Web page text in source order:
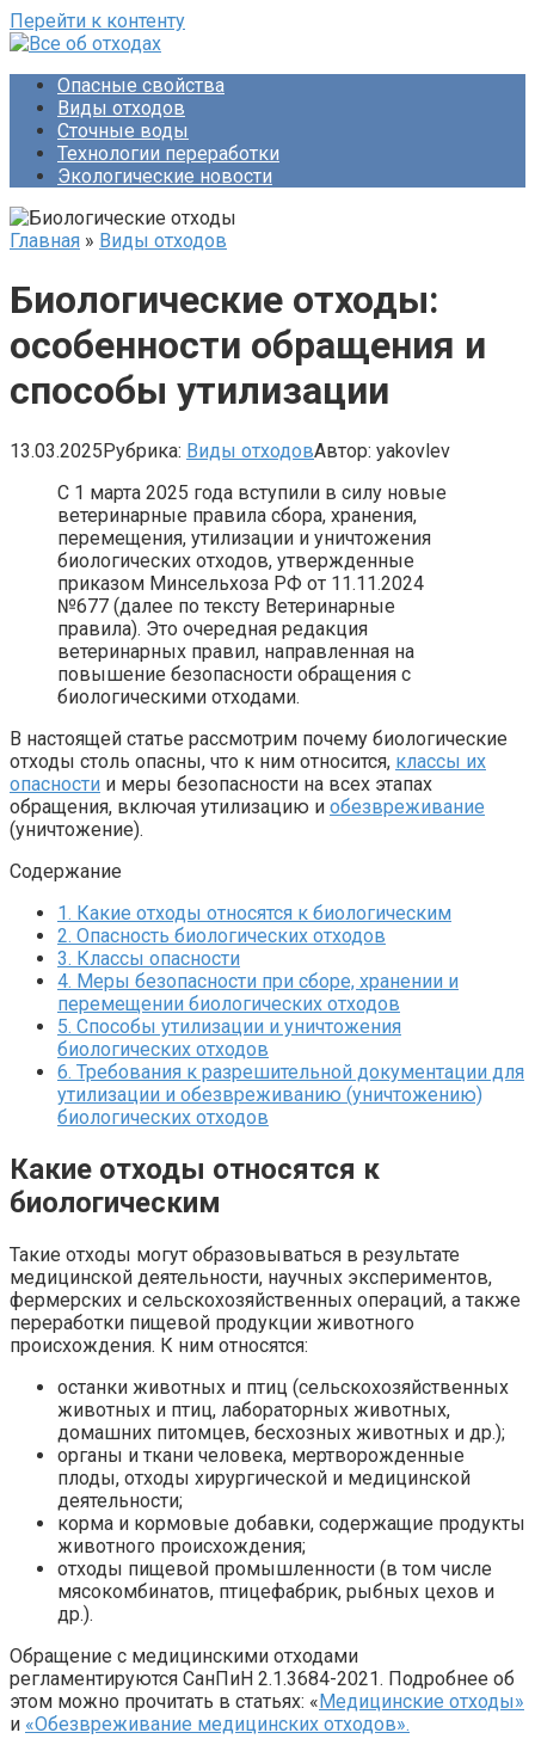
Перейти к контенту
Опасные свойства
Виды отходов
Сточные воды
Технологии переработки
Экологические новости
Главная » Виды отходов
Биологические отходы:
особенности обращения и
способы утилизации
13.03.2025Рубрика: Виды отходовАвтор: yakovlev
С 1 марта 2025 года вступили в силу новые
ветеринарные правила сбора, хранения,
перемещения, утилизации и уничтожения
биологических отходов, утвержденные
приказом Минсельхоза РФ от 11.11.2024
№677 (далее по тексту Ветеринарные
правила). Это очередная редакция
ветеринарных правил, направленная на
повышение безопасности обращения с
биологическими отходами.
В настоящей статье рассмотрим почему биологические
отходы столь опасны, что к ним относится, классы их
опасности и меры безопасности на всех этапах
обращения, включая утилизацию и обезвреживание
(уничтожение).
Содержание
1. Какие отходы относятся к биологическим
2. Опасность биологических отходов
3. Классы опасности
4. Меры безопасности при сборе, хранении и
перемещении биологических отходов
5. Способы утилизации и уничтожения
биологических отходов
6. Требования к разрешительной документации для
утилизации и обезвреживанию (уничтожению)
биологических отходов
Какие отходы относятся к
биологическим
Такие отходы могут образовываться в результате
медицинской деятельности, научных экспериментов,
фермерских и сельскохозяйственных операций, а также
переработки пищевой продукции животного
происхождения. К ним относятся:
останки животных и птиц (сельскохозяйственных
животных и птиц, лабораторных животных,
домашних питомцев, бесхозных животных и др.);
органы и ткани человека, мертворожденные
плоды, отходы хирургической и медицинской
деятельности;
корма и кормовые добавки, содержащие продукты
животного происхождения;
отходы пищевой промышленности (в том числе
мясокомбинатов, птицефабрик, рыбных цехов и
др.).
Обращение с медицинскими отходами
регламентируются СанПиН 2.1.3684-2021. Подробнее об
этом можно прочитать в статьях: «Медицинские отходы»
и «Обезвреживание медицинских отходов».